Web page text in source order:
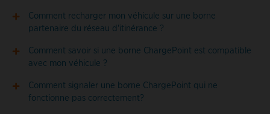
Comment recharger mon véhicule sur une borne
partenaire du réseau d'itinérance ?
Comment savoir si une borne ChargePoint est compatible
avec mon véhicule ?
Comment signaler une borne ChargePoint qui ne
fonctionne pas correctement?